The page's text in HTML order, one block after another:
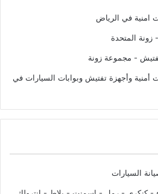
امنية في الرياض
- زونة المتحدة
- مجموعة زونة
أمنية وأجهزة تفتيش وبوابات السيارات في
السيارات